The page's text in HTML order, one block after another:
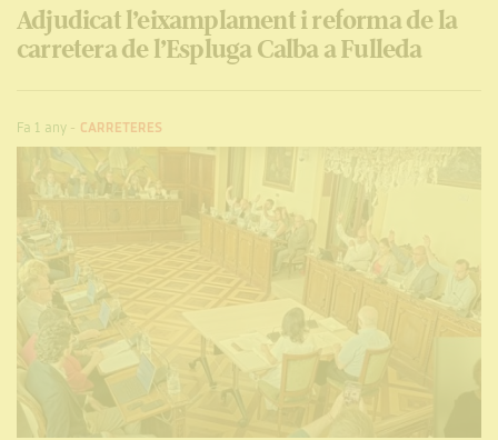
Adjudicat l’eixamplament i reforma de la
carretera de l’Espluga Calba a Fulleda
Fa 1 any- CARRETERES